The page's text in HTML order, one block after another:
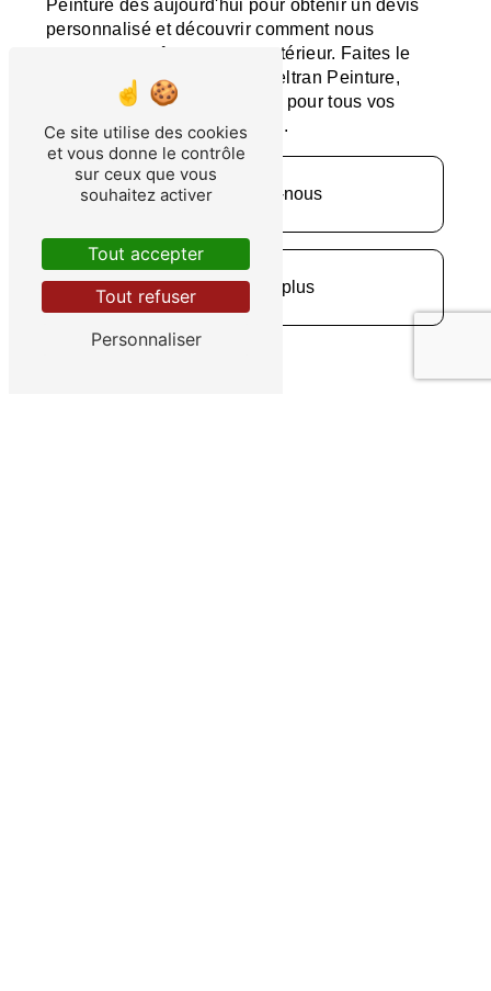
Peinture dès aujourd'hui pour obtenir un devis
personnalisé et découvrir comment nous
pouvons transformer votre extérieur. Faites le
choix de l'excellence avec Beltran Peinture,
votre partenaire de confiance pour tous vos
projets de peinture extérieure.
En savoir plus
Contactez-nous
Ce site utilise des cookies
et vous donne le contrôle
sur ceux que vous
souhaitez activer
Tout accepter
Tout refuser
Personnaliser